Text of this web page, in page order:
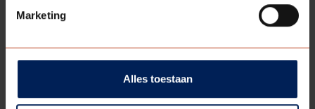
Marketing
Alles toestaan
BESCHIKBARE
Kristalwit (RAL 9010*)
Ultra wit (NCS S0300